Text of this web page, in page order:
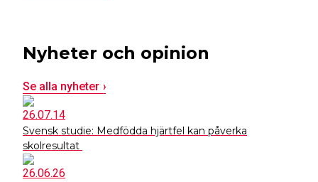
Nyheter och opinion
Se alla nyheter
26.07.14
Svensk studie: Medfödda hjärtfel kan påverka
skolresultat
26.06.26